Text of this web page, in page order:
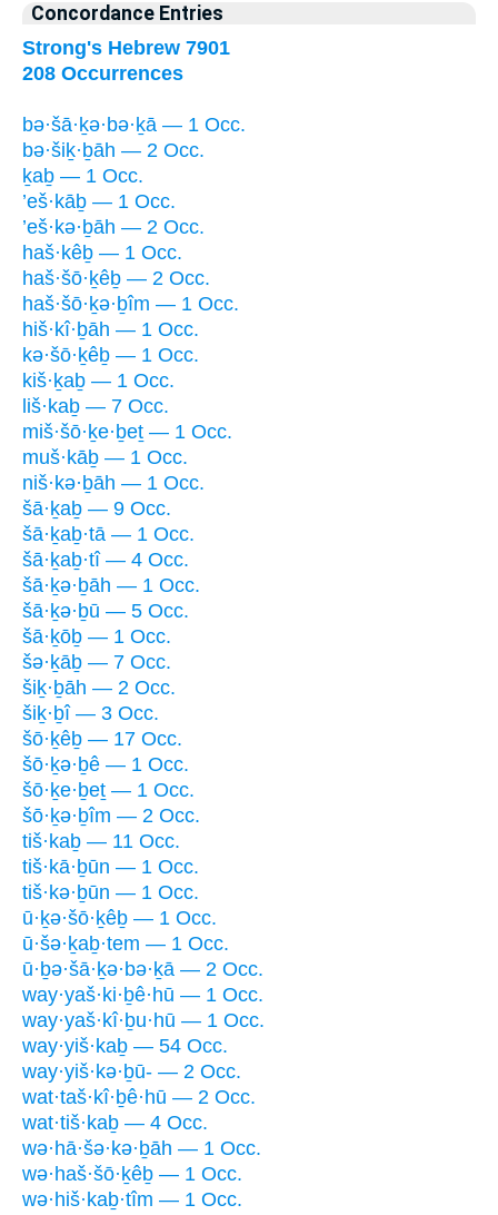
Concordance Entries
Strong's Hebrew 7901
208 Occurrences
bə·šā·ḵə·bə·ḵā — 1 Occ.
bə·šiḵ·ḇāh — 2 Occ.
ḵaḇ — 1 Occ.
’eš·kāḇ — 1 Occ.
’eš·kə·ḇāh — 2 Occ.
haš·kêḇ — 1 Occ.
haš·šō·ḵêḇ — 2 Occ.
haš·šō·ḵə·ḇîm — 1 Occ.
hiš·kî·ḇāh — 1 Occ.
kə·šō·ḵêḇ — 1 Occ.
kiš·ḵaḇ — 1 Occ.
liš·kaḇ — 7 Occ.
miš·šō·ḵe·ḇeṯ — 1 Occ.
muš·kāḇ — 1 Occ.
niš·kə·ḇāh — 1 Occ.
šā·ḵaḇ — 9 Occ.
šā·ḵaḇ·tā — 1 Occ.
šā·ḵaḇ·tî — 4 Occ.
šā·ḵə·ḇāh — 1 Occ.
šā·ḵə·ḇū — 5 Occ.
šā·ḵōḇ — 1 Occ.
šə·ḵāḇ — 7 Occ.
šiḵ·ḇāh — 2 Occ.
šiḵ·ḇî — 3 Occ.
šō·ḵêḇ — 17 Occ.
šō·ḵə·ḇê — 1 Occ.
šō·ḵe·ḇeṯ — 1 Occ.
šō·ḵə·ḇîm — 2 Occ.
tiš·kaḇ — 11 Occ.
tiš·kā·ḇūn — 1 Occ.
tiš·kə·ḇūn — 1 Occ.
ū·ḵə·šō·ḵêḇ — 1 Occ.
ū·šə·ḵaḇ·tem — 1 Occ.
ū·ḇə·šā·ḵə·bə·ḵā — 2 Occ.
way·yaš·ki·ḇê·hū — 1 Occ.
way·yaš·kî·ḇu·hū — 1 Occ.
way·yiš·kaḇ — 54 Occ.
way·yiš·kə·ḇū- — 2 Occ.
wat·taš·kî·ḇê·hū — 2 Occ.
wat·tiš·kaḇ — 4 Occ.
wə·hā·šə·kə·ḇāh — 1 Occ.
wə·haš·šō·ḵêḇ — 1 Occ.
wə·hiš·kaḇ·tîm — 1 Occ.